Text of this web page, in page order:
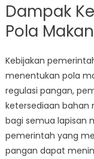
Dampak
Pola Makan
Kebijakan
menentukan pola
regulasi pangan,
ketersediaan bahan
bagi semua lapisan
pemerintah yang
pangan dapat